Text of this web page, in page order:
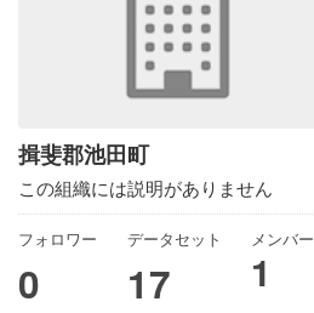
揖斐郡池田町
この組織には説明がありません
フォロワー
0
データセット
17
メンバー
1